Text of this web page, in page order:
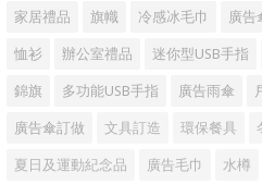
家居禮品 旗幟 冷感冰毛巾 廣告
恤衫 辦公室禮品 迷你型USB手指
錦旗 多功能USB手指 廣告雨傘
廣告傘訂做 文具訂造 環保餐具
夏日及運動紀念品 廣告毛巾 水樽